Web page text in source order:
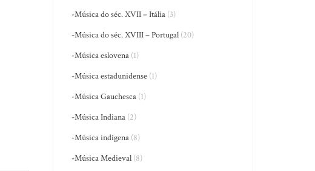
-Música do séc. XVII – Itália (3)
-Música do séc. XVIII – Portugal (20)
-Música eslovena (1)
-Música estadunidense (1)
-Música Gauchesca (1)
-Música Indiana (2)
-Música indígena (8)
-Música Medieval (8)